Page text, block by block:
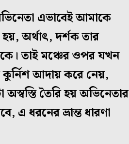
এভাবেই আমাকে
অর্থাৎ, দর্শক তার
তাই মঞ্চের ওপর যখন
কুর্নিশ আদায় করে নেয়,
অস্বস্তি তৈরি হয় অভিনেতার
এ ধরনের ভ্রান্ত ধারণা